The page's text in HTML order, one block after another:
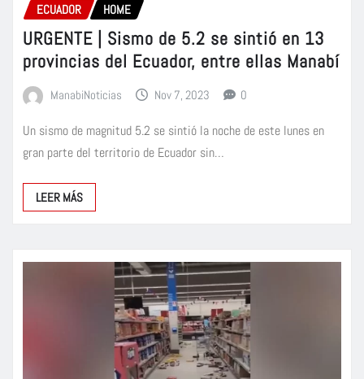
ECUADOR HOME
URGENTE | Sismo de 5.2 se sintió en 13
provincias del Ecuador, entre ellas Manabí
ManabiNoticias Nov 7, 2023 0
Un sismo de magnitud 5.2 se sintió la noche de este lunes en
gran parte del territorio de Ecuador sin…
LEER MÁS